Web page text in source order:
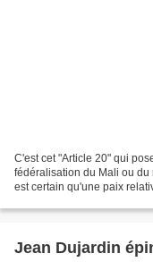
C'est cet "Article 20" qui
fédéralisation du Mali ou du
est certain qu'une paix
Jean Dujardin